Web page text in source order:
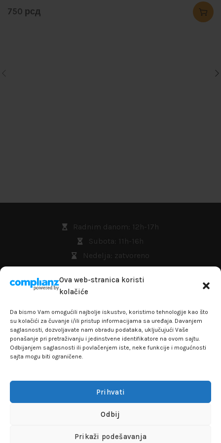
Ova web-stranica koristi
kolačiće
Da bismo Vam omogućili najbolje iskustvo, koristimo tehnologije kao što
su kolačići za čuvanje i/ili pristup informacijama sa uređaja. Davanjem
saglasnosti, dozvoljavate nam obradu podataka, uključujući Vaše
ponašanje pri pretraživanju i jedinstvene identifikatore na ovom sajtu.
Odbijanjem saglasnosti ili povlačenjem iste, neke funkcije i mogućnosti
sajta mogu biti ograničene.
Prihvati
Odbij
Prikaži podešavanja
750 рсд
Radnim danom: 12h-17h
Subota: 11h-16h
Nedelja: zatvoreno
Uslovi korišćenja
Odustanak od ugovora
Zamena artikla